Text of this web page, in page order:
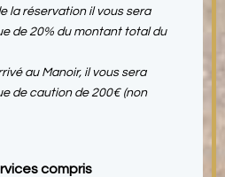
la réservation il vous sera
de 20% du montant total du
au Manoir, il vous sera
de caution de 200€ (non
compris